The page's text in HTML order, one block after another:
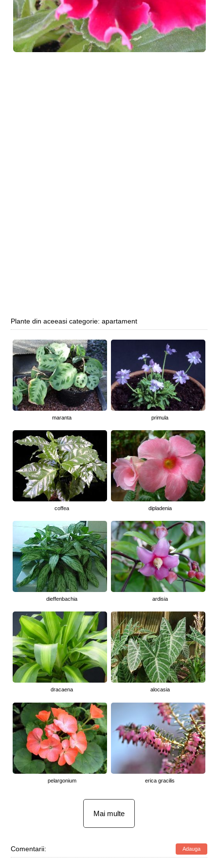
Plante din aceeasi categorie: apartament
maranta primula
coffea dipladenia
dieffenbachia ardisia
dracaena alocasia
pelargonium erica gracilis
Mai multe
Comentarii: Adauga